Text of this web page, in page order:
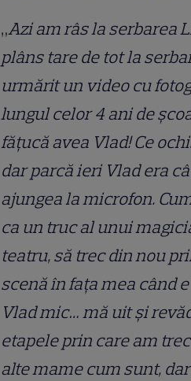
„Azi am râs la serbarea
plâns tare de tot la
urmărit un video cu
lungul celor 4 ani de
fățucă avea Vlad! Ce
dar parcă ieri Vlad era
ajungea la microfon.
ca un truc al unui
teatru, să trec din nou
scenă în fața mea când
Vlad mic… mă uit și
etapele prin care am
alte mame cum sunt,